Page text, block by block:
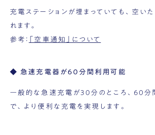
充電ステーションが埋まっていても、空い
れます。
参考：
「空車通知」について
◆ 急速充電器が60分間利用可能
一般的な急速充電が30分のところ、60分
で、より便利な充電を実現します。